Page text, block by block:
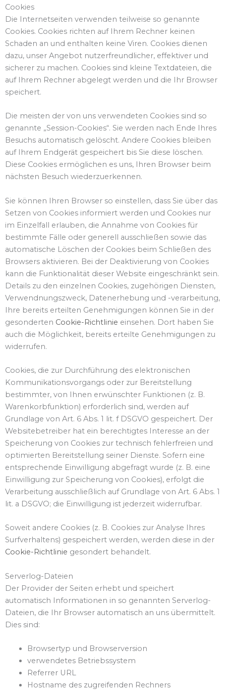
Cookies
Die Internetseiten verwenden teilweise so genannte
Cookies. Cookies richten auf Ihrem Rechner keinen
Schaden an und enthalten keine Viren. Cookies dienen
dazu, unser Angebot nutzerfreundlicher, effektiver und
sicherer zu machen. Cookies sind kleine Textdateien, die
auf Ihrem Rechner abgelegt werden und die Ihr Browser
speichert.
Die meisten der von uns verwendeten Cookies sind so
genannte „Session-Cookies“. Sie werden nach Ende Ihres
Besuchs automatisch gelöscht. Andere Cookies bleiben
auf Ihrem Endgerät gespeichert bis Sie diese löschen.
Diese Cookies ermöglichen es uns, Ihren Browser beim
nächsten Besuch wiederzuerkennen.
Sie können Ihren Browser so einstellen, dass Sie über das
Setzen von Cookies informiert werden und Cookies nur
im Einzelfall erlauben, die Annahme von Cookies für
bestimmte Fälle oder generell ausschließen sowie das
automatische Löschen der Cookies beim Schließen des
Browsers aktivieren. Bei der Deaktivierung von Cookies
kann die Funktionalität dieser Website eingeschränkt sein.
Details zu den einzelnen Cookies, zugehörigen Diensten,
Verwendnungszweck, Datenerhebung und -verarbeitung,
Ihre bereits erteilten Genehmigungen können Sie in der
gesonderten Cookie-Richtlinie einsehen. Dort haben Sie
auch die Möglichkeit, bereits erteilte Genehmigungen zu
widerrufen.
Cookies, die zur Durchführung des elektronischen
Kommunikationsvorgangs oder zur Bereitstellung
bestimmter, von Ihnen erwünschter Funktionen (z. B.
Warenkorbfunktion) erforderlich sind, werden auf
Grundlage von Art. 6 Abs. 1 lit. f DSGVO gespeichert. Der
Websitebetreiber hat ein berechtigtes Interesse an der
Speicherung von Cookies zur technisch fehlerfreien und
optimierten Bereitstellung seiner Dienste. Sofern eine
entsprechende Einwilligung abgefragt wurde (z. B. eine
Einwilligung zur Speicherung von Cookies), erfolgt die
Verarbeitung ausschließlich auf Grundlage von Art. 6 Abs. 1
lit. a DSGVO; die Einwilligung ist jederzeit widerrufbar.
Soweit andere Cookies (z. B. Cookies zur Analyse Ihres
Surfverhaltens) gespeichert werden, werden diese in der
Cookie-Richtlinie gesondert behandelt.
Serverlog-Dateien
Der Provider der Seiten erhebt und speichert
automatisch Informationen in so genannten Serverlog-
Dateien, die Ihr Browser automatisch an uns übermittelt.
Dies sind:
Browsertyp und Browserversion
verwendetes Betriebssystem
Referrer URL
Hostname des zugreifenden Rechners